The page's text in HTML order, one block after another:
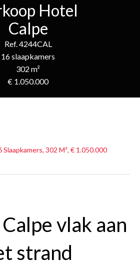
Hotel
Calpe
Ref. 4244CAL
16 slaapkamers
302 m²
€ 1.050.000
302 M², € 1.050.000
vlak aan
strand